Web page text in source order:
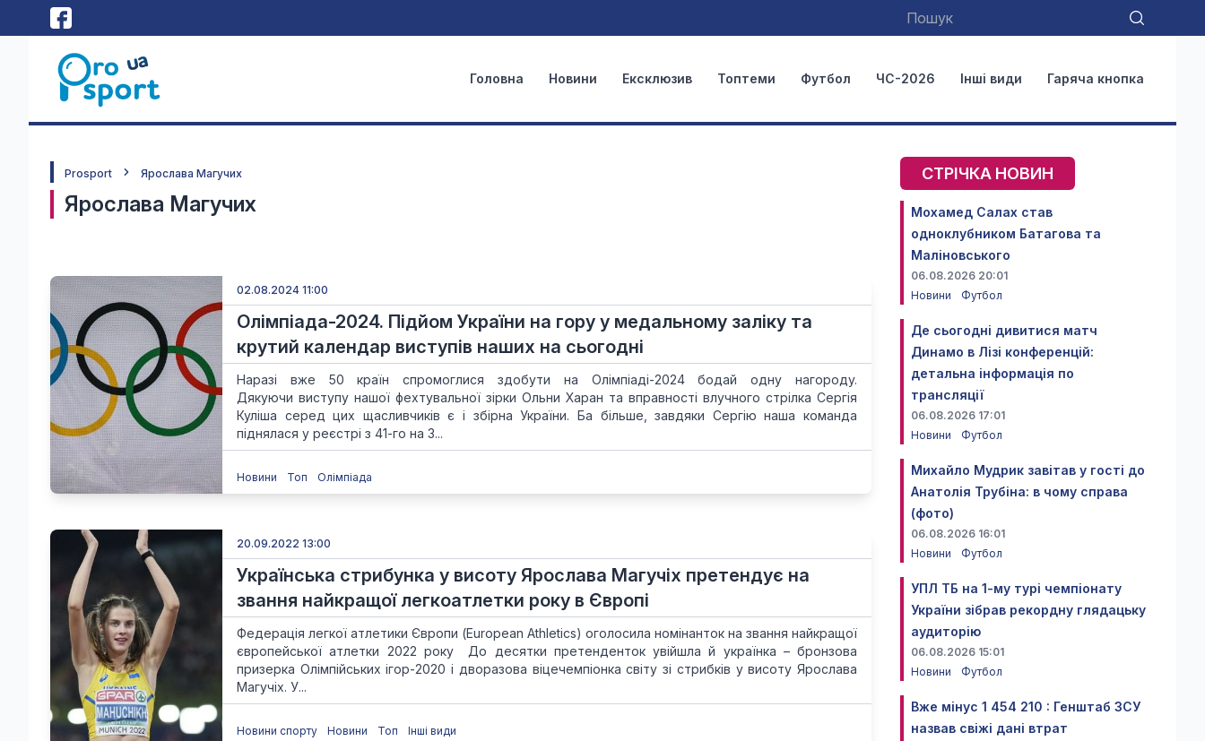
Головна Новини Ексклюзив Топтеми Футбол ЧС-2026 Інші види Гаряча кнопка
Prosport Ярослава Магучих
Ярослава Магучих
02.08.2024 11:00
Олімпіада-2024. Підйом України на гору у медальному заліку та
крутий календар виступів наших на сьогодні
Наразі вже 50 країн спромоглися здобути на Олімпіаді-2024 бодай одну нагороду.
Дякуючи виступу нашої фехтувальної зірки Ольни Харан та вправності влучного стрілка Сергія
Куліша серед цих щасливчиків є і збірна України. Ба більше, завдяки Сергію наша команда
піднялася у реєстрі з 41-го на 3...
Новини Топ Олімпіада
20.09.2022 13:00
Українська стрибунка у висоту Ярослава Магучіх претендує на
звання найкращої легкоатлетки року в Європі
Федерація легкої атлетики Європи (European Athletics) оголосила номінанток на звання найкращої
європейської атлетки 2022 року До десятки претенденток увійшла й українка – бронзова
призерка Олімпійських ігор-2020 і дворазова віцечемпіонка світу зі стрибків у висоту Ярослава
Магучіх. У...
Новини спорту Новини Топ Інші види
СТРІЧКА НОВИН
Мохамед Салах став
одноклубником Батагова та
Маліновського
06.08.2026 20:01
Новини
Футбол
Де сьогодні дивитися матч
Динамо в Лізі конференцій:
детальна інформація по
трансляції
06.08.2026 17:01
Новини
Футбол
Михайло Мудрик завітав у гості до
Анатолія Трубіна: в чому справа
(фото)
06.08.2026 16:01
Новини
Футбол
УПЛ ТБ на 1-му турі чемпіонату
України зібрав рекордну глядацьку
аудиторію
06.08.2026 15:01
Новини
Футбол
Вже мінус 1 454 210 : Генштаб ЗСУ
назвав свіжі дані втрат